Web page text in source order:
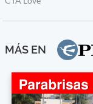
MÁS EN